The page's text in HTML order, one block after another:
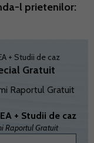
l prietenilor:
Gratuit
Raportul Gratuit
+ Studii de caz
Raportul Gratuit